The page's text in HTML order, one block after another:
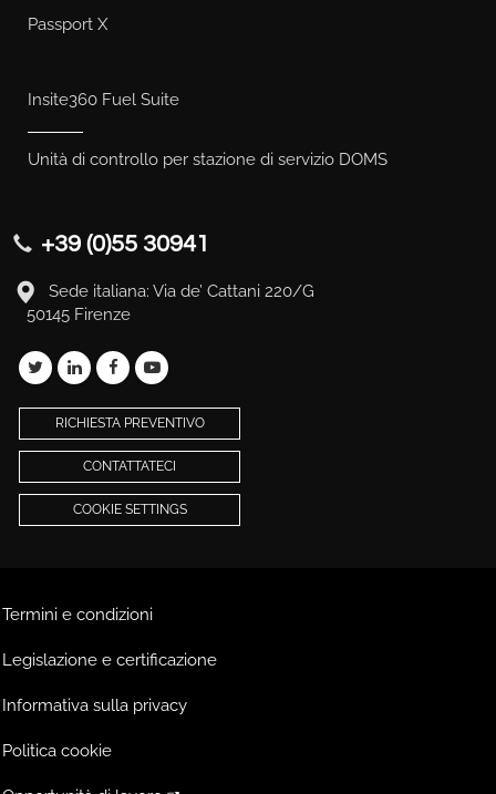
Passport X
Insite360 Fuel Suite
Unità di controllo per stazione di servizio DOMS
+39 (0)55 30941
Sede italiana: Via de’ Cattani 220/G
50145 Firenze
RICHIESTA PREVENTIVO
CONTATTATECI
COOKIE SETTINGS
Termini e condizioni
Legislazione e certificazione
Informativa sulla privacy
Politica cookie